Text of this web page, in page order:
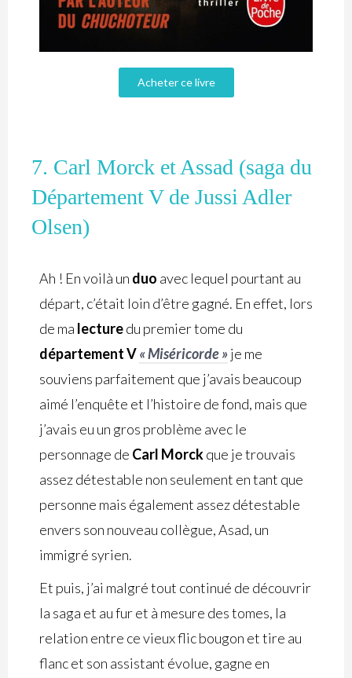
Acheter ce livre
7. Carl Morck et Assad (saga du
Département V de Jussi Adler
Olsen)
Ah ! En voilà un duo avec lequel pourtant au
départ, c’était loin d’être gagné. En effet, lors
de ma lecturedu premier tome du
département V« Miséricorde »je me
souviens parfaitement que j’avais beaucoup
aimé l’enquête et l’histoire de fond, mais que
j’avais eu un gros problème avec le
personnage de Carl Morckque je trouvais
assez détestable non seulement en tant que
personne mais également assez détestable
envers son nouveau collègue, Asad, un
immigré syrien.
Et puis, j’ai malgré tout continué de découvrir
la saga et au fur et à mesure des tomes, la
relation entre ce vieux flic bougon et tire au
flanc et son assistant évolue, gagne en